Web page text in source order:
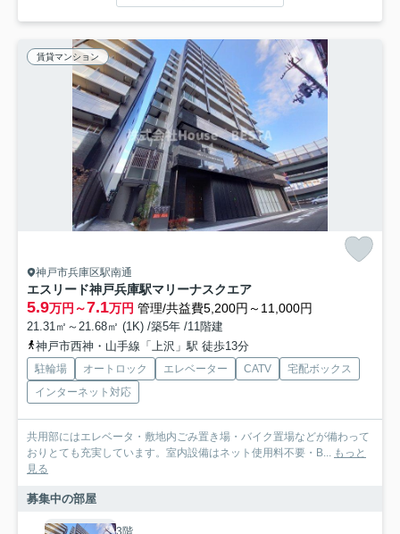
賃貸マンション
神戸市兵庫区駅南通
エスリード神戸兵庫駅マリーナスクエア
5.9万円～7.1万円 管理/共益費5,200円～11,000円
21.31㎡～21.68㎡ (1K) /築5年 /11階建
神戸市西神・山手線「上沢」駅 徒歩13分
駐輪場 オートロック エレベーター CATV
宅配ボックス
インターネット対応
共用部にはエレベータ・敷地内ごみ置き場・バイク置場などが備わって
おりとても充実しています。室内設備はネット使用料不要・B...
もっと
見る
募集中の部屋
3階